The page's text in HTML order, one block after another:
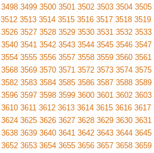
3498 3499 3500 3501 3502 3503 3504 3505
3512 3513 3514 3515 3516 3517 3518 3519
3526 3527 3528 3529 3530 3531 3532 3533
3540 3541 3542 3543 3544 3545 3546 3547
3554 3555 3556 3557 3558 3559 3560 3561
3568 3569 3570 3571 3572 3573 3574 3575
3582 3583 3584 3585 3586 3587 3588 3589
3596 3597 3598 3599 3600 3601 3602 3603
3610 3611 3612 3613 3614 3615 3616 3617
3624 3625 3626 3627 3628 3629 3630 3631
3638 3639 3640 3641 3642 3643 3644 3645
3652 3653 3654 3655 3656 3657 3658 3659